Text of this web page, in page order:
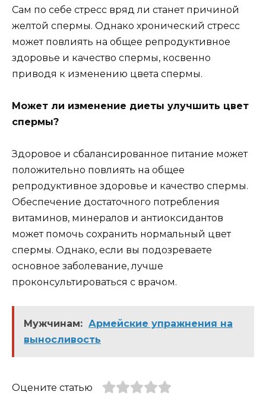
Сам по себе стресс вряд ли станет причиной
желтой спермы. Однако хронический стресс
может повлиять на общее репродуктивное
здоровье и качество спермы, косвенно
приводя к изменению цвета спермы.
Может ли изменение диеты улучшить цвет
спермы?
Здоровое и сбалансированное питание может
положительно повлиять на общее
репродуктивное здоровье и качество спермы.
Обеспечение достаточного потребления
витаминов, минералов и антиоксидантов
может помочь сохранить нормальный цвет
спермы. Однако, если вы подозреваете
основное заболевание, лучше
проконсультироваться с врачом.
Мужчинам: Армейские упражнения на
выносливость
Оцените статью